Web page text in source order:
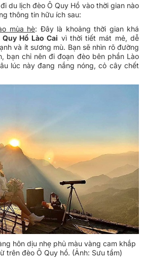
du lịch đèo Ô Quy Hồ vào thời gian nào
thông tin hữu ích sau:
mùa hè: Đây là khoảng thời gian khá
Hồ Lào Cai vì thời tiết mát mẻ, dễ
và ít sương mù. Bạn sẽ nhìn rõ đường
bạn chỉ nên đi đoạn đèo bên phần Lào
lúc này đang nắng nóng, cỏ cây chết
hôn dịu nhẹ phủ màu vàng cam khắp
trên đèo Ô Quy hồ. (Ảnh: Sưu tầm)